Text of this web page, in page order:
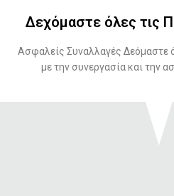
Δεχόμαστε όλες τις
Ασφαλείς Συναλλαγές Δεόμαστε
με την συνεργασία και την